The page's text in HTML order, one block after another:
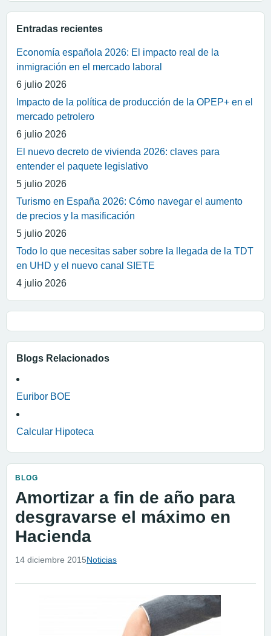
Entradas recientes
Economía española 2026: El impacto real de la
inmigración en el mercado laboral
6 julio 2026
Impacto de la política de producción de la OPEP+ en el
mercado petrolero
6 julio 2026
El nuevo decreto de vivienda 2026: claves para
entender el paquete legislativo
5 julio 2026
Turismo en España 2026: Cómo navegar el aumento
de precios y la masificación
5 julio 2026
Todo lo que necesitas saber sobre la llegada de la TDT
en UHD y el nuevo canal SIETE
4 julio 2026
Blogs Relacionados
Euribor BOE
Calcular Hipoteca
BLOG
Amortizar a fin de año para
desgravarse el máximo en
Hacienda
14 diciembre 2015Noticias